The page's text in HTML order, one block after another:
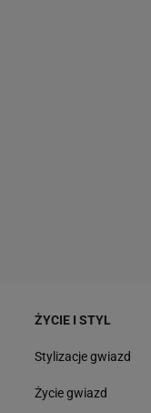
ŻYCIE I STYL
Stylizacje gwiazd
Życie gwiazd